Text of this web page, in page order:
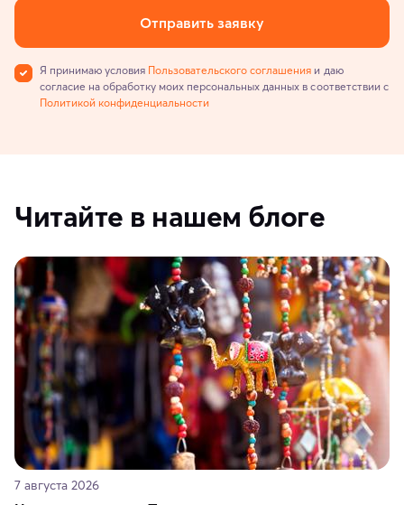
Отправить заявку
Я принимаю условия Пользовательского соглашения и даю
согласие на обработку моих персональных данных в соответствии с
Политикой конфиденциальности
Читайте в нашем блоге
7 августа 2026